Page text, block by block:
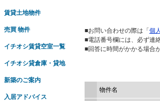
■お問い合わせの際は「 個
■電話番号欄には、必ず連
■回答に時間がかかる場合
物件名
賃貸土地物件
売買 物件
イチオシ賃貸空室一覧
イチオシ貸倉庫・貸地
新築のご案内
入居アドバイス